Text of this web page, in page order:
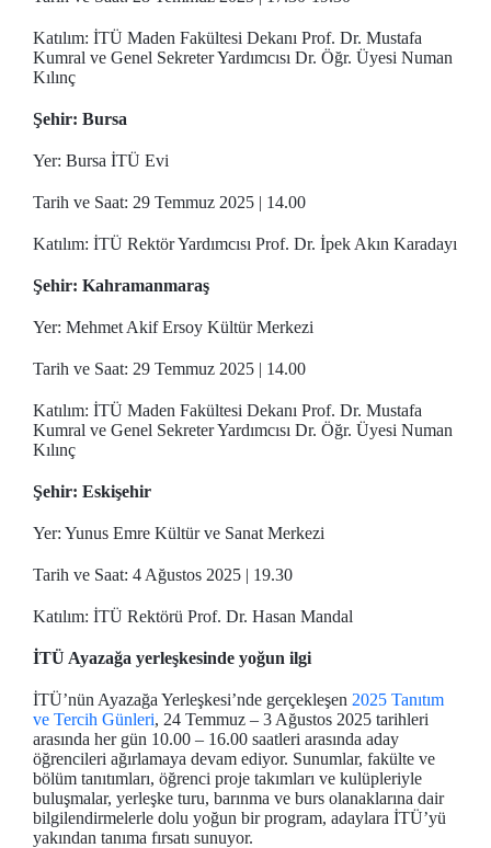
Katılım: İTÜ Maden Fakültesi Dekanı Prof. Dr. Mustafa
Kumral ve Genel Sekreter Yardımcısı Dr. Öğr. Üyesi Numan
Kılınç
Şehir: Bursa
Yer: Bursa İTÜ Evi
Tarih ve Saat: 29 Temmuz 2025 | 14.00
Katılım: İTÜ Rektör Yardımcısı Prof. Dr. İpek Akın Karadayı
Şehir: Kahramanmaraş
Yer: Mehmet Akif Ersoy Kültür Merkezi
Tarih ve Saat: 29 Temmuz 2025 | 14.00
Katılım: İTÜ Maden Fakültesi Dekanı Prof. Dr. Mustafa
Kumral ve Genel Sekreter Yardımcısı Dr. Öğr. Üyesi Numan
Kılınç
Şehir: Eskişehir
Yer: Yunus Emre Kültür ve Sanat Merkezi
Tarih ve Saat: 4 Ağustos 2025 | 19.30
Katılım: İTÜ Rektörü Prof. Dr. Hasan Mandal
İTÜ Ayazağa yerleşkesinde yoğun ilgi
İTÜ’nün Ayazağa Yerleşkesi’nde gerçekleşen 2025 Tanıtım
ve Tercih Günleri, 24 Temmuz – 3 Ağustos 2025 tarihleri
arasında her gün 10.00 – 16.00 saatleri arasında aday
öğrencileri ağırlamaya devam ediyor. Sunumlar, fakülte ve
bölüm tanıtımları, öğrenci proje takımları ve kulüpleriyle
buluşmalar, yerleşke turu, barınma ve burs olanaklarına dair
bilgilendirmelerle dolu yoğun bir program, adaylara İTÜ’yü
yakından tanıma fırsatı sunuyor.